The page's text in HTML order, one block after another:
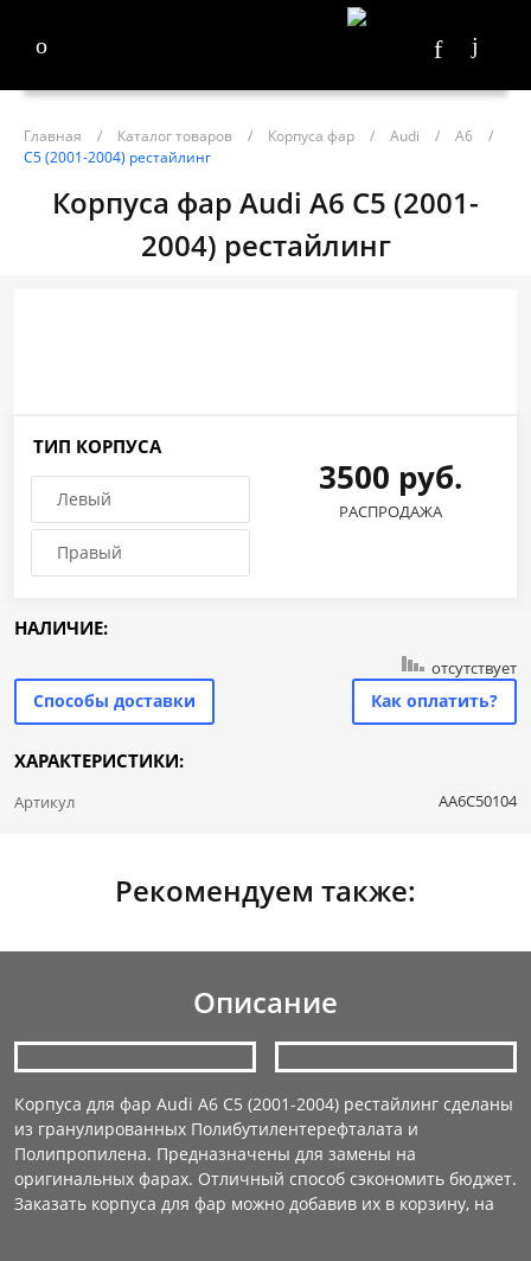
Главная / Каталог товаров / Корпуса фар / Audi / A6
/
C5 (2001-2004) рестайлинг
Корпуса фар Audi A6 C5 (2001-
2004) рестайлинг
ТИП КОРПУСА
Левый
Правый
3500 руб.
РАСПРОДАЖА
НАЛИЧИЕ:
отсутствует
Способы доставки Как оплатить?
ХАРАКТЕРИСТИКИ:
Артикул AA6C50104
Рекомендуем также:
Описание
Корпуса для фар Audi A6 C5 (2001-2004) рестайлинг сделаны
из гранулированных Полибутилентерефталата и
Полипропилена. Предназначены для замены на
оригинальных фарах. Отличный способ сэкономить бюджет.
Заказать корпуса для фар можно добавив их в корзину, на